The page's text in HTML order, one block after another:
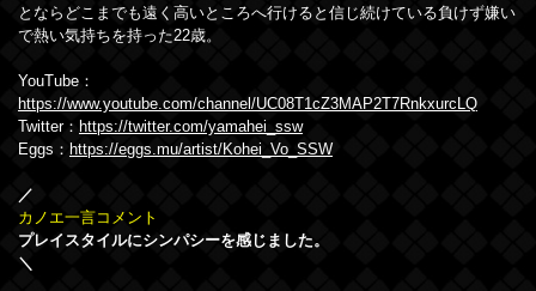
とならどこまでも遠く高いところへ行けると信じ続けている負けず嫌い
で熱い気持ちを持った22歳。
YouTube：
https://www.youtube.com/channel/UC08T1cZ3MAP2T7RnkxurcLQ
Twitter： https://twitter.com/yamahei_ssw
Eggs： https://eggs.mu/artist/Kohei_Vo_SSW
／
カノエ一言コメント
プレイスタイルにシンパシーを感じました。
＼